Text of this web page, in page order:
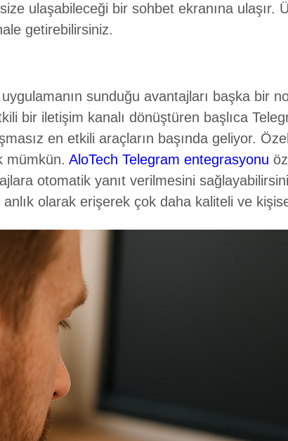
ulaşabileceği bir sohbet ekranına ulaşır.
getirebilirsiniz.
sunduğu avantajları başka bir
bir iletişim kanalı dönüştüren başlıca
en etkili araçların başında geliyor.
mümkün. AloTech Telegram entegrasyonu
otomatik yanıt verilmesini
olarak erişerek çok daha kaliteli ve